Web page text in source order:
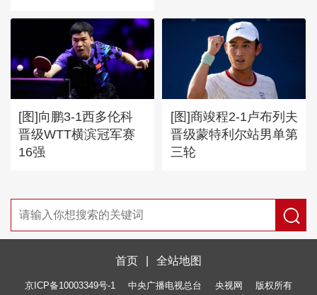
[图]向鹏3-1西多伦科
晋级WTT横滨冠军赛
16强
[图]商竣程2-1卢布列夫
晋级蒙特利尔站男单第
三轮
首页 全站地图
京ICP备10003349号-1 中央广播电视总台 央视网 版权所有